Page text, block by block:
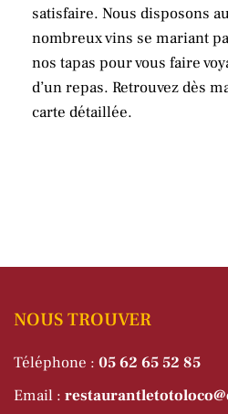
satisfaire. Nous disposons
nombreux vins se mariant
nos tapas pour vous faire
d’un repas. Retrouvez dès
carte détaillée.
NOUS TROUVER
Téléphone : 05 62 65 52 85
Email :